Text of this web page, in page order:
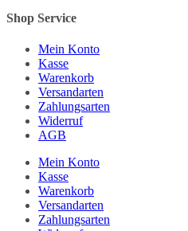
Shop Service
Mein Konto
Kasse
Warenkorb
Versandarten
Zahlungsarten
Widerruf
AGB
Mein Konto
Kasse
Warenkorb
Versandarten
Zahlungsarten